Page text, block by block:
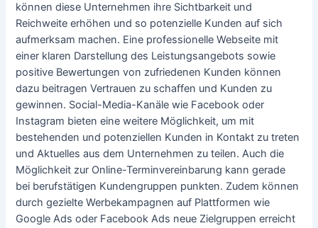
können diese Unternehmen ihre Sichtbarkeit und
Reichweite erhöhen und so potenzielle Kunden auf sich
aufmerksam machen. Eine professionelle Webseite mit
einer klaren Darstellung des Leistungsangebots sowie
positive Bewertungen von zufriedenen Kunden können
dazu beitragen Vertrauen zu schaffen und Kunden zu
gewinnen. Social-Media-Kanäle wie Facebook oder
Instagram bieten eine weitere Möglichkeit, um mit
bestehenden und potenziellen Kunden in Kontakt zu treten
und Aktuelles aus dem Unternehmen zu teilen. Auch die
Möglichkeit zur Online-Terminvereinbarung kann gerade
bei berufstätigen Kundengruppen punkten. Zudem können
durch gezielte Werbekampagnen auf Plattformen wie
Google Ads oder Facebook Ads neue Zielgruppen erreicht